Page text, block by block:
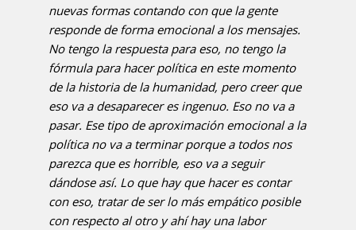
nuevas formas contando con que la gente
responde de forma emocional a los mensajes.
No tengo la respuesta para eso, no tengo la
fórmula para hacer política en este momento
de la historia de la humanidad, pero creer que
eso va a desaparecer es ingenuo. Eso no va a
pasar. Ese tipo de aproximación emocional a la
política no va a terminar porque a todos nos
parezca que es horrible, eso va a seguir
dándose así. Lo que hay que hacer es contar
con eso, tratar de ser lo más empático posible
con respecto al otro y ahí hay una labor